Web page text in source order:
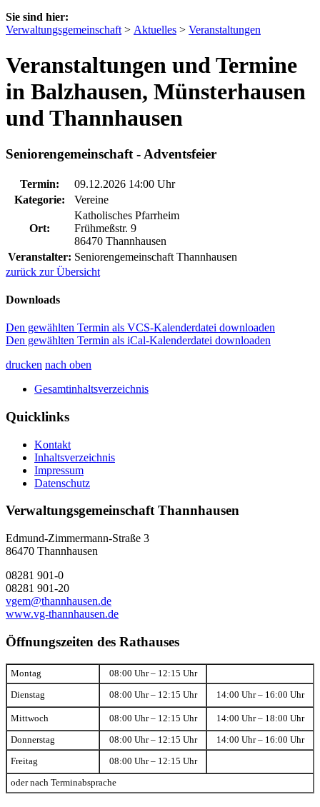
Sie sind hier:
Verwaltungsgemeinschaft > Aktuelles > Veranstaltungen
Veranstaltungen und Termine
in Balzhausen, Münsterhausen
und Thannhausen
Seniorengemeinschaft - Adventsfeier
Termin:
09.12.2026 14:00 Uhr
Kategorie:
Vereine
Ort:
Katholisches Pfarrheim
Frühmeßstr. 9
86470 Thannhausen
Veranstalter: Seniorengemeinschaft Thannhausen
zurück zur Übersicht
Downloads
Den gewählten Termin als VCS-Kalenderdatei downloaden
Den gewählten Termin als iCal-Kalenderdatei downloaden
drucken nach oben
Gesamtinhaltsverzeichnis
Quicklinks
Kontakt
Inhaltsverzeichnis
Impressum
Datenschutz
Verwaltungsgemeinschaft Thannhausen
Edmund-Zimmermann-Straße 3
86470 Thannhausen
08281 901-0
08281 901-20
vgem@thannhausen.de
www.vg-thannhausen.de
Öffnungszeiten des Rathauses
Montag 08:00 Uhr – 12:15 Uhr
Dienstag 08:00 Uhr – 12:15 Uhr 14:00 Uhr – 16:00 Uhr
Mittwoch 08:00 Uhr – 12:15 Uhr 14:00 Uhr – 18:00 Uhr
Donnerstag 08:00 Uhr – 12:15 Uhr 14:00 Uhr – 16:00 Uhr
Freitag 08:00 Uhr – 12:15 Uhr
oder nach Terminabsprache